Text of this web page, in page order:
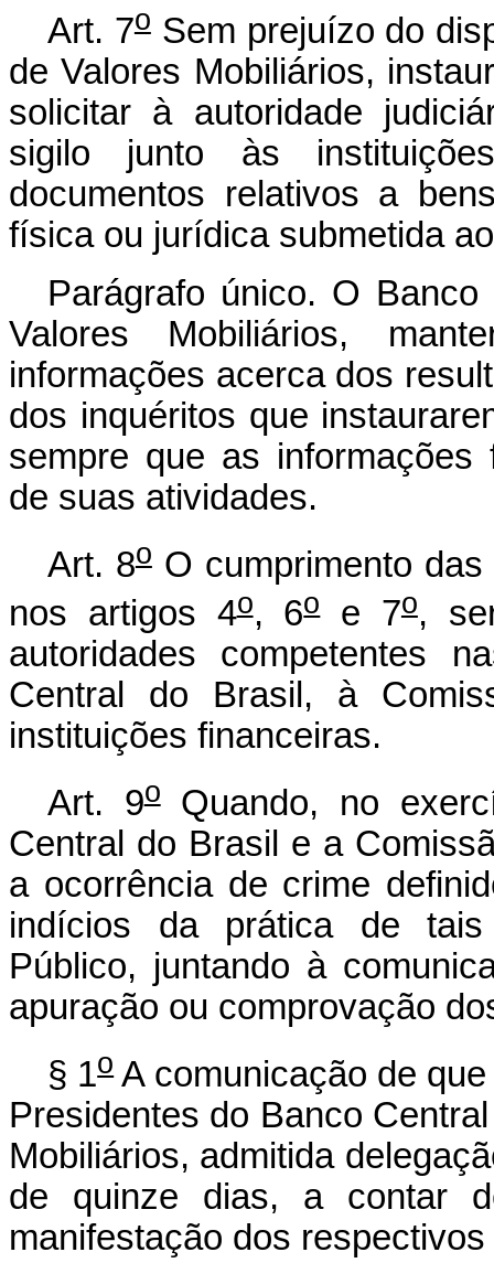
Art. 7o Sem prejuízo do
de Valores Mobiliários,
solicitar à autoridade
sigilo junto às
documentos relativos a
física ou jurídica submetida
Parágrafo único. O
Valores Mobiliários,
informações acerca dos
dos inquéritos que
sempre que as informações
de suas atividades.
Art. 8o O cumprimento
nos artigos 4o, 6oe 7o,
autoridades competentes
Central do Brasil, à
instituições financeiras.
Art. 9o
Quando, no
Central do Brasil e a
a ocorrência de crime
indícios da prática de tais
Público, juntando à
apuração ou comprovação
§ 1oA comunicação de
Presidentes do Banco
Mobiliários, admitida
de quinze dias, a contar
manifestação dos